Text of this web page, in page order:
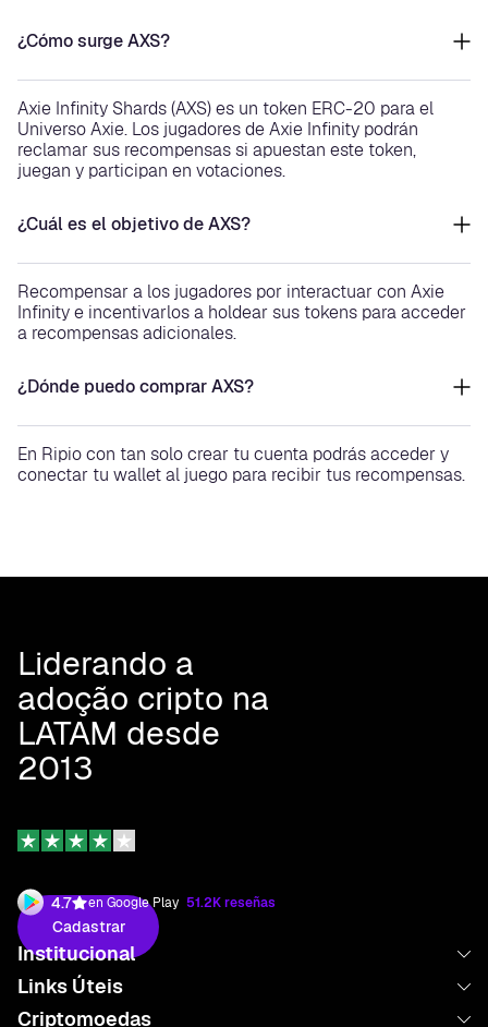
¿Cómo surge AXS?
Axie Infinity Shards (AXS) es un token ERC-20 para el
Universo Axie. Los jugadores de Axie Infinity podrán
reclamar sus recompensas si apuestan este token,
juegan y participan en votaciones.
¿Cuál es el objetivo de AXS?
Recompensar a los jugadores por interactuar con Axie
Infinity e incentivarlos a holdear sus tokens para acceder
a recompensas adicionales.
¿Dónde puedo comprar AXS?
En Ripio con tan solo crear tu cuenta podrás acceder y
conectar tu wallet al juego para recibir tus recompensas.
Liderando a
adoção cripto na
LATAM desde
2013
4.7 en Google Play 51.2K reseñas
Cadastrar
Criptomoedas
Links Úteis
Launchpad
Institucional
Sobre nós
Trabalhe conosco